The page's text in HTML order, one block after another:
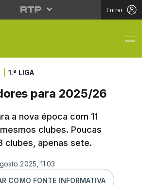
Entrar
1.ª LIGA
para 2025/26
a nova época com 11
clubes. Poucas
clubes, apenas sete.
2025, 11:03
COMO FONTE INFORMATIVA